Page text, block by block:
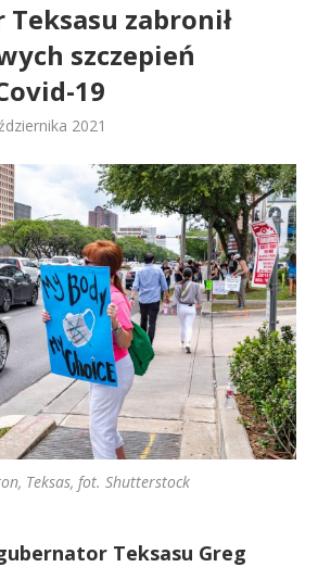
zabronił
szczepień
19
2021
Teksas, fot. Shutterstock
Teksasu Greg